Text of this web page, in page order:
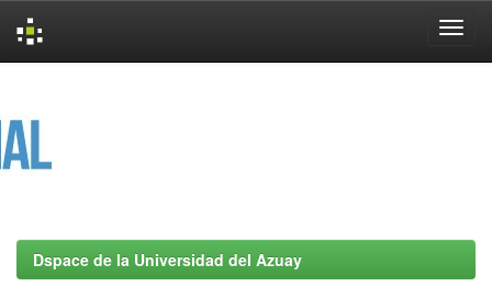
Dspace de la Universidad del Azuay